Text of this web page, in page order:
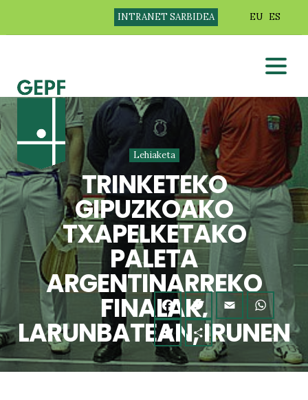
INTRANET SARBIDEA EU ES
Lehiaketa
TRINKETEKO
GIPUZKOAKO
TXAPELKETAKO
PALETA
ARGENTINARREKO
FINALAK,
LARUNBATEAN, IRUNEN